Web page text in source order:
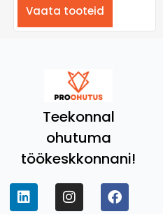
Vaata tooteid
Teekonnal
ohutuma
töökeskkonnani!